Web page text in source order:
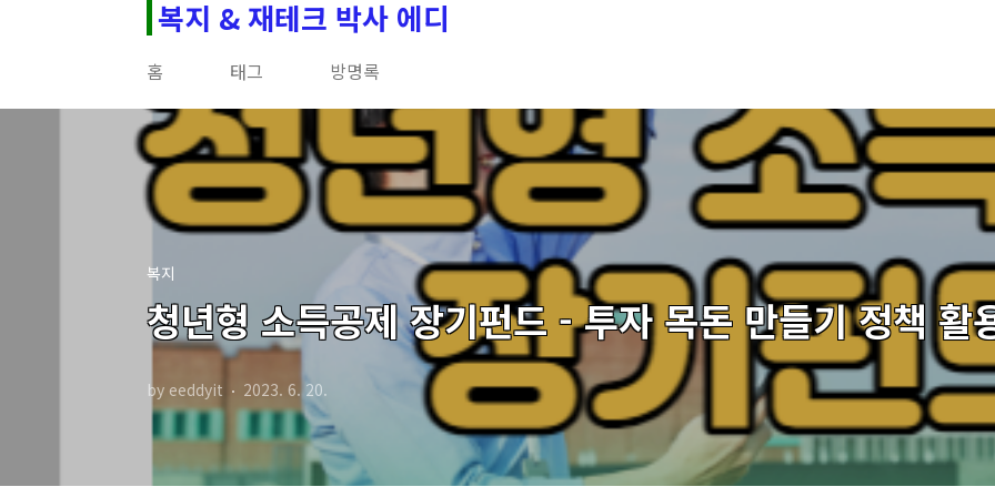
복지 & 재테크 박사 에디
홈 태그 방명록
복지
청년형 소득공제 장기펀드 - 투자 목돈 만들기 정책 활
by eeddyit 2023. 6. 20.